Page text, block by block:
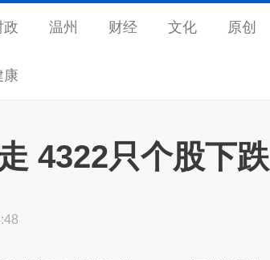
政 温州 财经 文化 原创
康
4322只个股下跌